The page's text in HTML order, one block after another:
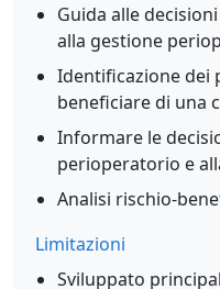
Guida alle
alla gestione
Identificazione dei
beneficiare di una
Informare le
perioperatorio e
Analisi rischio-
Limitazioni
Sviluppato